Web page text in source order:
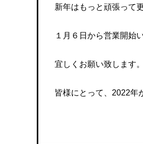
新年はもっと頑張って
１月６日から営業開始
宜しくお願い致します。
皆様にとって、2022年